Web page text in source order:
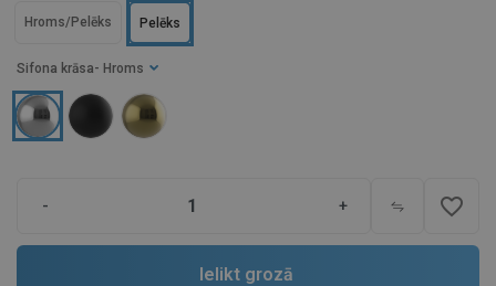
Sifona krāsa - Hroms
Pelēks
Hroms/Pelēks
- + favorite_border
Ielikt grozā